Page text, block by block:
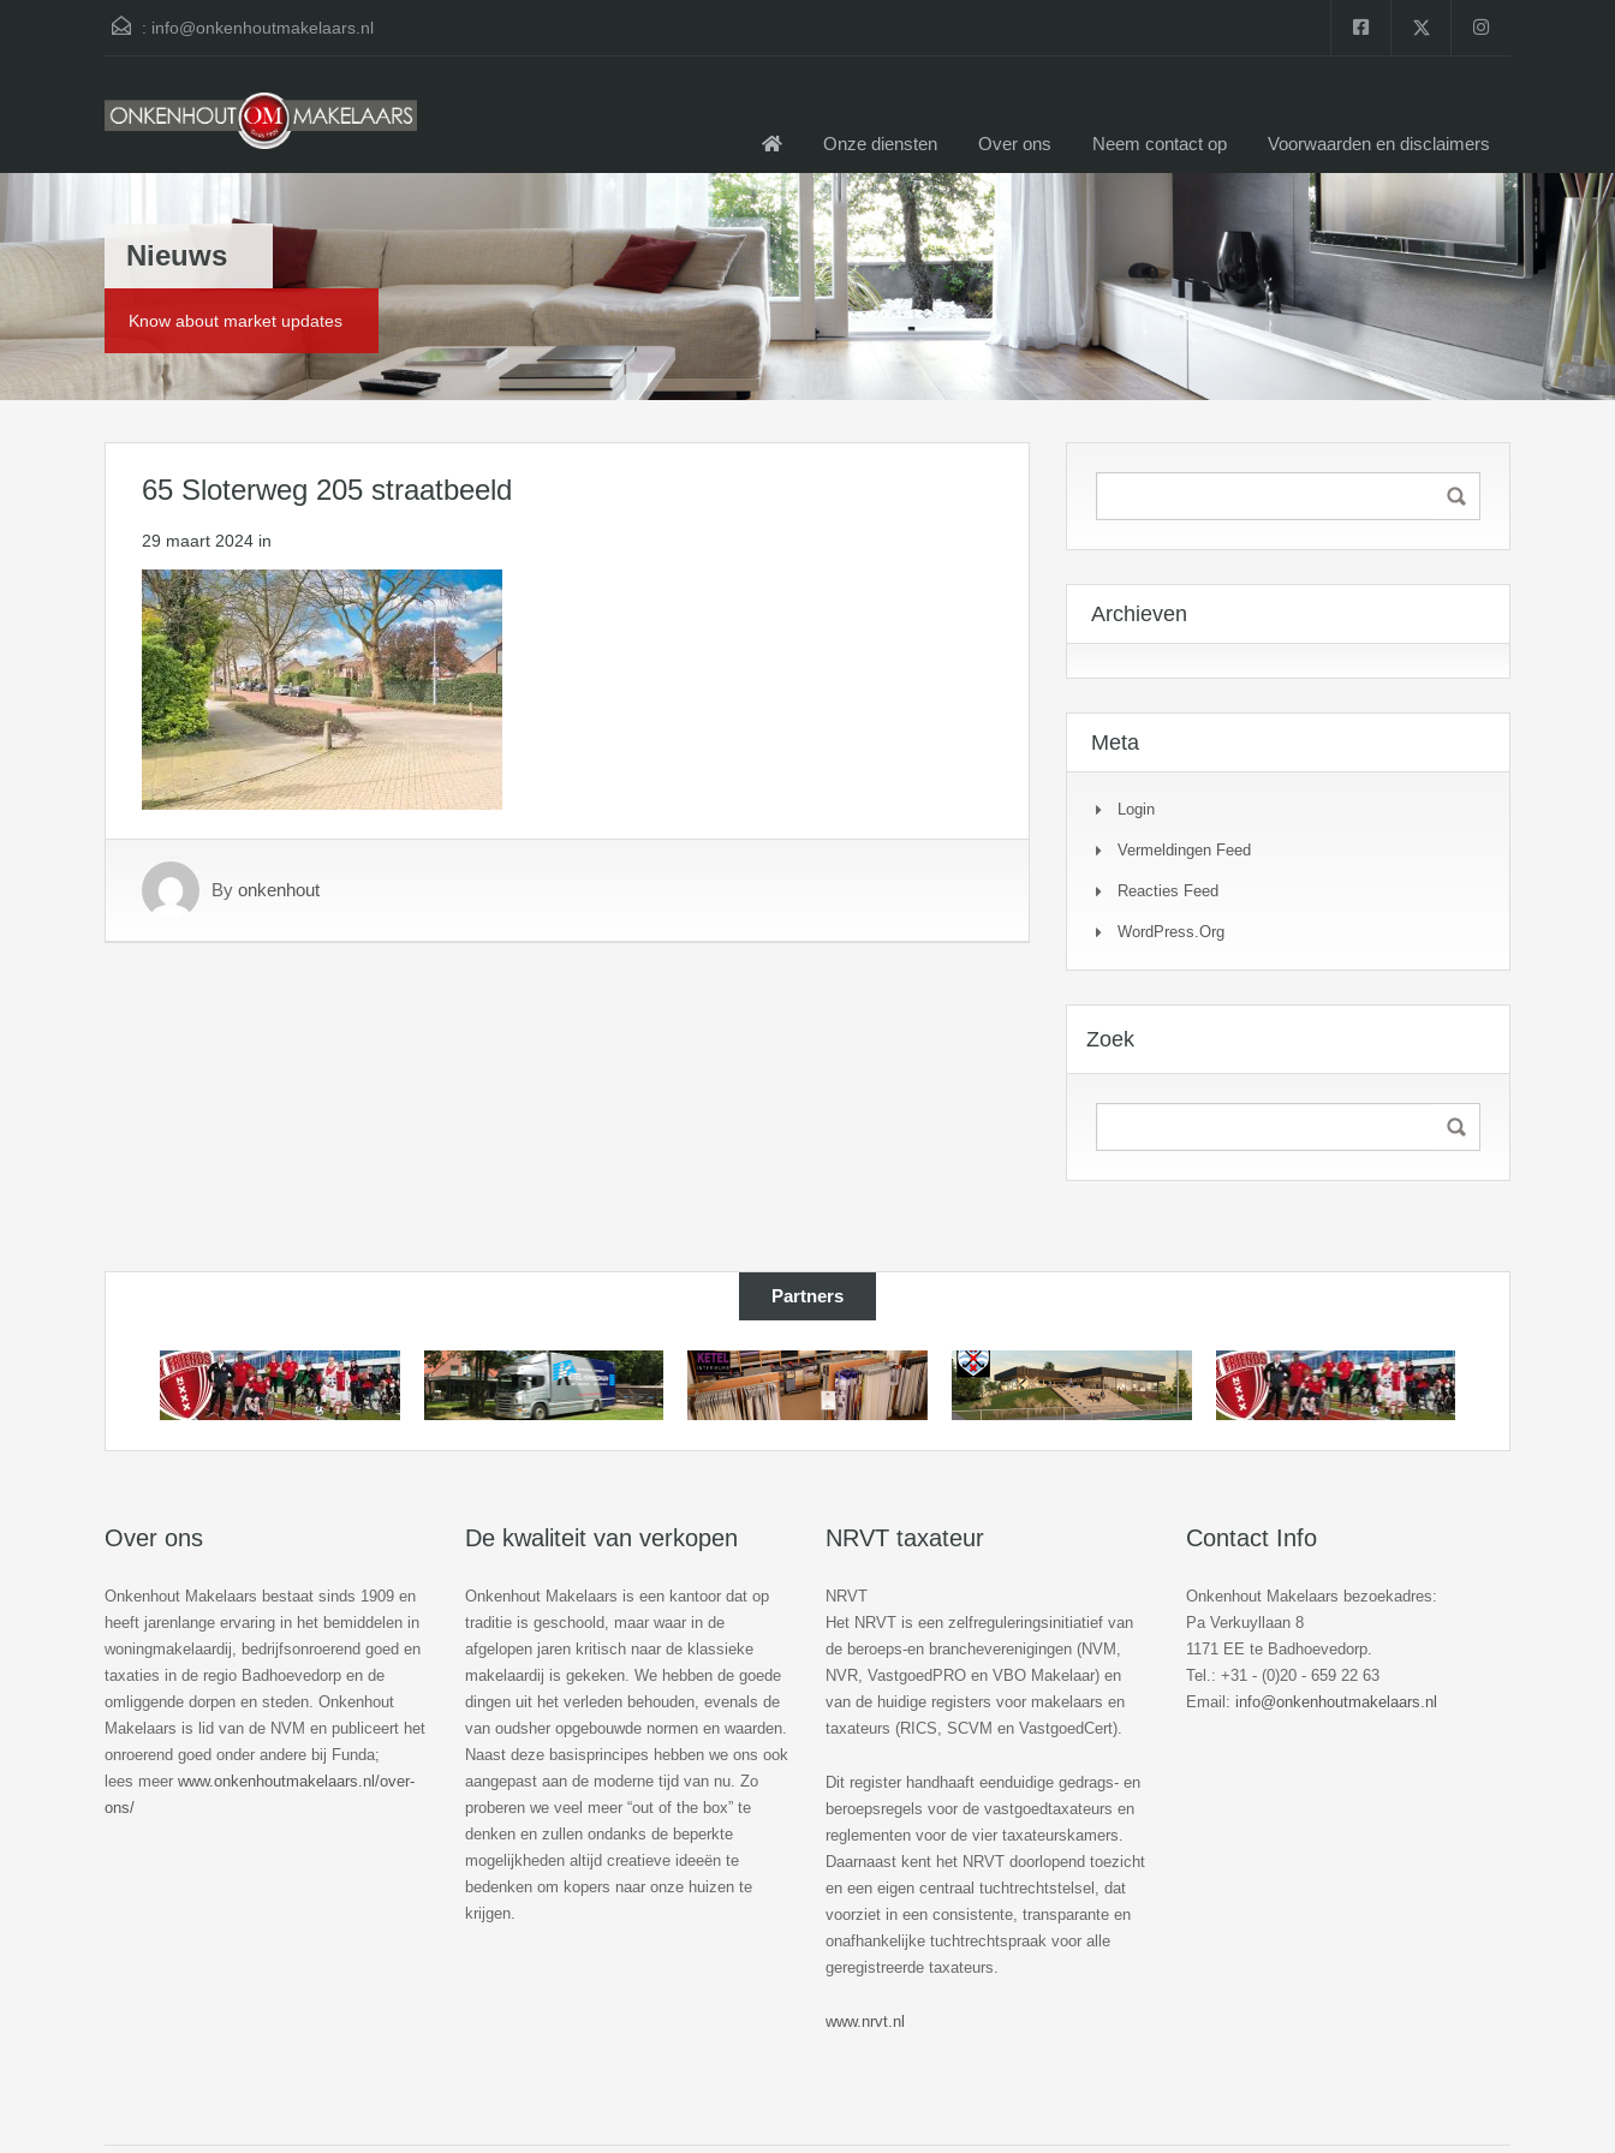
: info@onkenhoutmakelaars.nl
Onze diensten Over ons Neem contact op Voorwaarden en disclaimers
Nieuws
Know about market updates
65 Sloterweg 205 straatbeeld
29 maart 2024 in
By onkenhout
Archieven
Meta
Login
Vermeldingen Feed
Reacties Feed
WordPress.org
Zoek
Partners
Over ons
Onkenhout Makelaars bestaat sinds 1909 en
heeft jarenlange ervaring in het bemiddelen in
woningmakelaardij, bedrijfsonroerend goed en
taxaties in de regio Badhoevedorp en de
omliggende dorpen en steden. Onkenhout
Makelaars is lid van de NVM en publiceert het
onroerend goed onder andere bij Funda;
lees meer www.onkenhoutmakelaars.nl/over-
ons/
De kwaliteit van verkopen
Onkenhout Makelaars is een kantoor dat op
traditie is geschoold, maar waar in de
afgelopen jaren kritisch naar de klassieke
makelaardij is gekeken. We hebben de goede
dingen uit het verleden behouden, evenals de
van oudsher opgebouwde normen en waarden.
Naast deze basisprincipes hebben we ons ook
aangepast aan de moderne tijd van nu. Zo
proberen we veel meer “out of the box” te
denken en zullen ondanks de beperkte
mogelijkheden altijd creatieve ideeën te
bedenken om kopers naar onze huizen te
krijgen.
NRVT taxateur
NRVT
Het NRVT is een zelfreguleringsinitiatief van
de beroeps-en brancheverenigingen (NVM,
NVR, VastgoedPRO en VBO Makelaar) en
van de huidige registers voor makelaars en
taxateurs (RICS, SCVM en VastgoedCert).
Dit register handhaaft eenduidige gedrags- en
beroepsregels voor de vastgoedtaxateurs en
reglementen voor de vier taxateurskamers.
Daarnaast kent het NRVT doorlopend toezicht
en een eigen centraal tuchtrechtstelsel, dat
voorziet in een consistente, transparante en
onafhankelijke tuchtrechtspraak voor alle
geregistreerde taxateurs.
www.nrvt.nl
Contact Info
Onkenhout Makelaars bezoekadres:
Pa Verkuyllaan 8
1171 EE te Badhoevedorp.
Tel.: +31 - (0)20 - 659 22 63
Email: info@onkenhoutmakelaars.nl